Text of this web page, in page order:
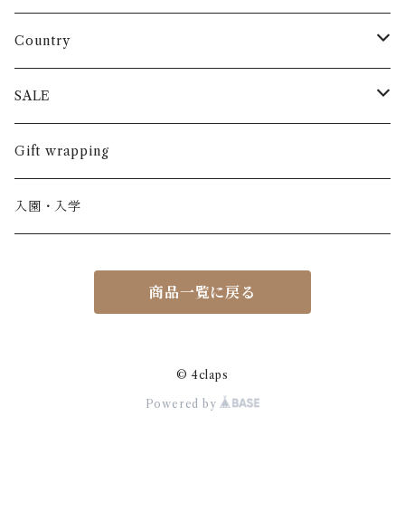
長袖
半袖
パンツ
長ズボン
半ズボン
スカート
ワンピース
カーディガン / 羽織もの
ARCH&LINE
BABE & TESS
BOBOCHOSES
BONHEUR DU JOUR
コットン 100%
リネン( 麻 )
ウール
アルパカ
Country
France / フランス
Italy / イタリア
NY / ニューヨーク
Spain / スペイン
SALE
男の子
女の子
くつ・帽子・Bag
Gift wrapping
入園・入学
商品一覧に戻る
© 4claps
Powered by